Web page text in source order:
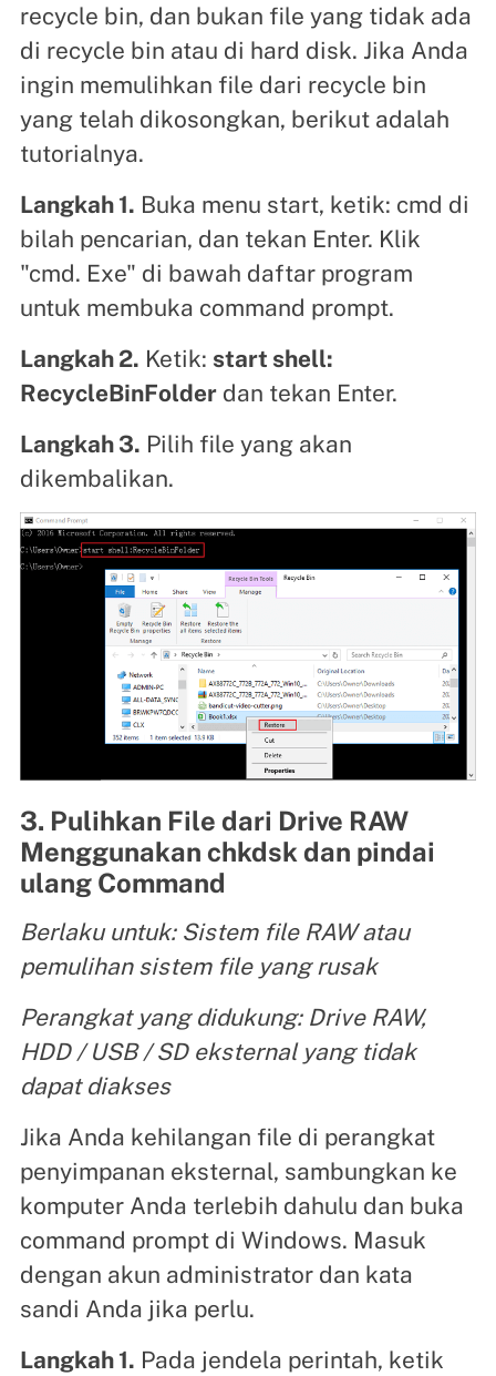
recycle bin, dan bukan file yang tidak ada
di recycle bin atau di hard disk. Jika Anda
ingin memulihkan file dari recycle bin
yang telah dikosongkan, berikut adalah
tutorialnya.
Langkah 1. Buka menu start, ketik: cmd di
bilah pencarian, dan tekan Enter. Klik
"cmd. Exe" di bawah daftar program
untuk membuka command prompt.
Langkah 2. Ketik: start shell:
RecycleBinFolderdan tekan Enter.
Langkah 3. Pilih file yang akan
dikembalikan.
3. Pulihkan File dari Drive RAW
Menggunakan chkdsk dan pindai
ulang Command
Berlaku untuk: Sistem file RAW atau
pemulihan sistem file yang rusak
Perangkat yang didukung: Drive RAW,
HDD / USB / SD eksternal yang tidak
dapat diakses
Jika Anda kehilangan file di perangkat
penyimpanan eksternal, sambungkan ke
komputer Anda terlebih dahulu dan buka
command prompt di Windows. Masuk
dengan akun administrator dan kata
sandi Anda jika perlu.
Langkah 1. Pada jendela perintah, ketik